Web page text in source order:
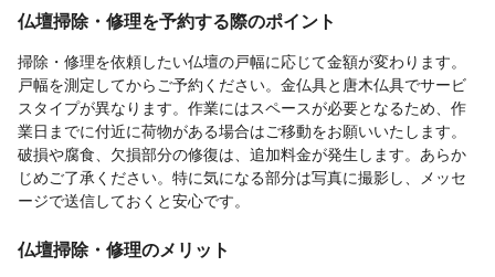
仏壇掃除・修理を予約する際のポイント
掃除・修理を依頼したい仏壇の戸幅に応じて金額が変わります。
戸幅を測定してからご予約ください。金仏具と唐木仏具でサービ
スタイプが異なります。作業にはスペースが必要となるため、作
業日までに付近に荷物がある場合はご移動をお願いいたします。
破損や腐食、欠損部分の修復は、追加料金が発生します。あらか
じめご了承ください。特に気になる部分は写真に撮影し、メッセ
ージで送信しておくと安心です。
仏壇掃除・修理のメリット